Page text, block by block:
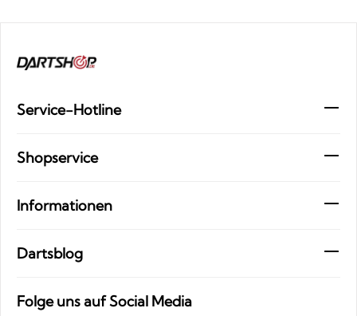
Service-Hotline
Shopservice
Informationen
Dartsblog
Folge uns auf Social Media